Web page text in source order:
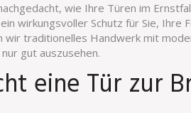
wie Ihre Türen im
wirkungsvoller Schutz für Sie, Ihre
wir traditionelles Handwerk mit
gut auszusehen.
eine Tür zur